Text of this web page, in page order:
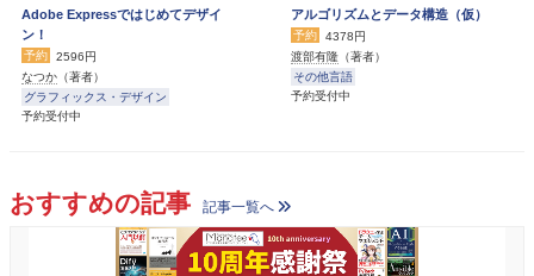
Adobe Expressではじめてデザイ
ン！
予約
2596円
なつか （著者）
グラフィックス・デザイン
予約受付中
アルゴリズムとデータ構造（仮）
予約
4378円
渡部有隆 （著者）
その他言語
予約受付中
おすすめの記事 記事一覧へ